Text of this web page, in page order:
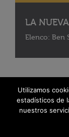
LA
Elenco: Ben
Utilizamos
estadísticos de
nuestros